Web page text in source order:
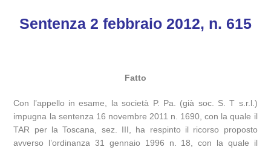
Sentenza 2 febbraio 2012, n. 615
Fatto
Con l’appello in esame, la società P. Pa. (già soc. S. T s.r.l.)
impugna la sentenza 16 novembre 2011 n. 1690, con la quale il
TAR per la Toscana, sez. III, ha respinto il ricorso proposto
avverso l’ordinanza 31 gennaio 1996 n. 18, con la quale il